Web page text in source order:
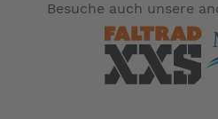
besonders ­atmungsaktiv,
*1 x Verandastange
Besuche auch unsere